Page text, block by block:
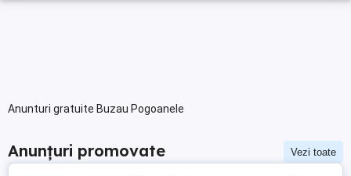
Anunturi gratuite Buzau Pogoanele
Anunțuri promovate Vezi toate